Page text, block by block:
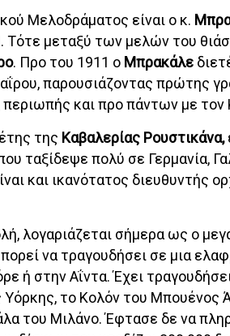
Μελοδράματος είναι ο κ.
Τότε μεταξύ των μελών του
. Προ του 1911 ο Μπρακάλε
παρουσιάζοντας πρώτης
και προ πάντων με τον
της Καβαλερίας Ρουστικάνα,
ταξίδεψε πολύ σε Γερμανία,
και ικανότατος
λογαριάζεται σήμερα ως ο
να τραγουδήσει σε μια
ή στην Αΐντα. Έχει
το Κολόν του Μπουένος
του Μιλάνο. Έφτασε δε να